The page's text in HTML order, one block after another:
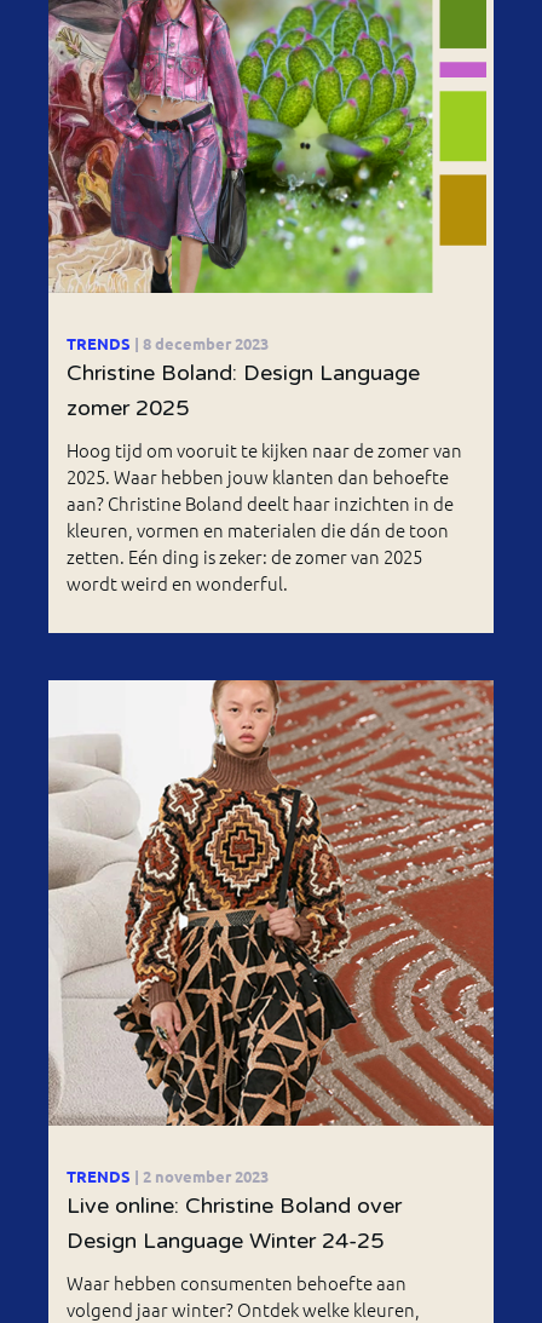
TRENDS | 8 december 2023
Christine Boland: Design Language
zomer 2025
Hoog tijd om vooruit te kijken naar de zomer van
2025. Waar hebben jouw klanten dan behoefte
aan? Christine Boland deelt haar inzichten in de
kleuren, vormen en materialen die dán de toon
zetten. Eén ding is zeker: de zomer van 2025
wordt weird en wonderful.
TRENDS | 2 november 2023
Live online: Christine Boland over
Design Language Winter 24-25
Waar hebben consumenten behoefte aan
volgend jaar winter? Ontdek welke kleuren,